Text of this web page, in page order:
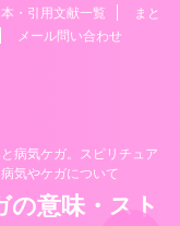
・引用文献一覧
まと
メール問い合わせ
病気ケガ。スピリチュア
気やケガについて
意味・スト